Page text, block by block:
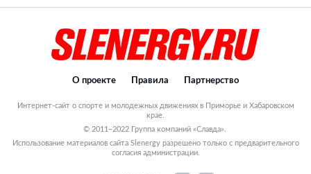
О проекте Правила Партнерство
Интернет-сайт о спорте и молодежных движениях в Приморье и Хабаровском
крае.
© 2011–2022 Группа компаний «Славда».
Использование материалов сайта Slenergy разрешено только с предварительного
согласия администрации.